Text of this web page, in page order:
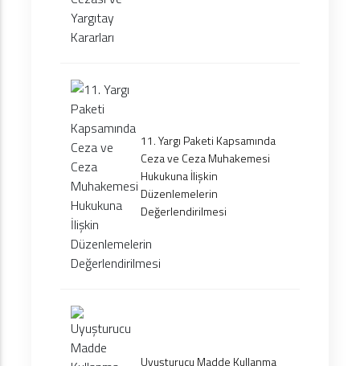
11. Yargı Paketi Kapsamında
Ceza ve Ceza Muhakemesi
Hukukuna İlişkin
Düzenlemelerin
Değerlendirilmesi
Uyuşturucu Madde Kullanma